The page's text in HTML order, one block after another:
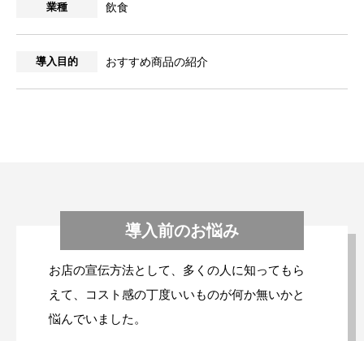
業種 飲食
導入目的 おすすめ商品の紹介
導入前のお悩み
お店の宣伝方法として、多くの人に知ってもら
えて、コスト感の丁度いいものが何か無いかと
悩んでいました。